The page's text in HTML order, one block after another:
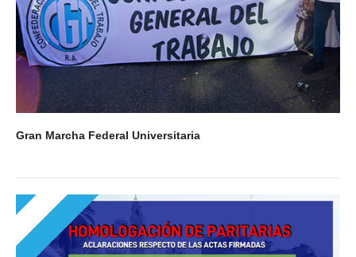
Gran Marcha Federal Universitaria